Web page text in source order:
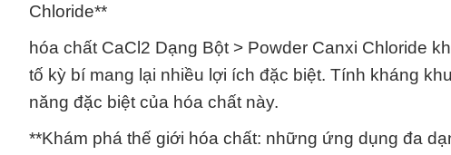
Chloride**
hóa chất CaCl2 Dạng Bột > Powder Canxi Chloride
tố kỳ bí mang lại nhiều lợi ích đặc biệt. Tính kháng
năng đặc biệt của hóa chất này.
**Khám phá thế giới hóa chất: những ứng dụng đa